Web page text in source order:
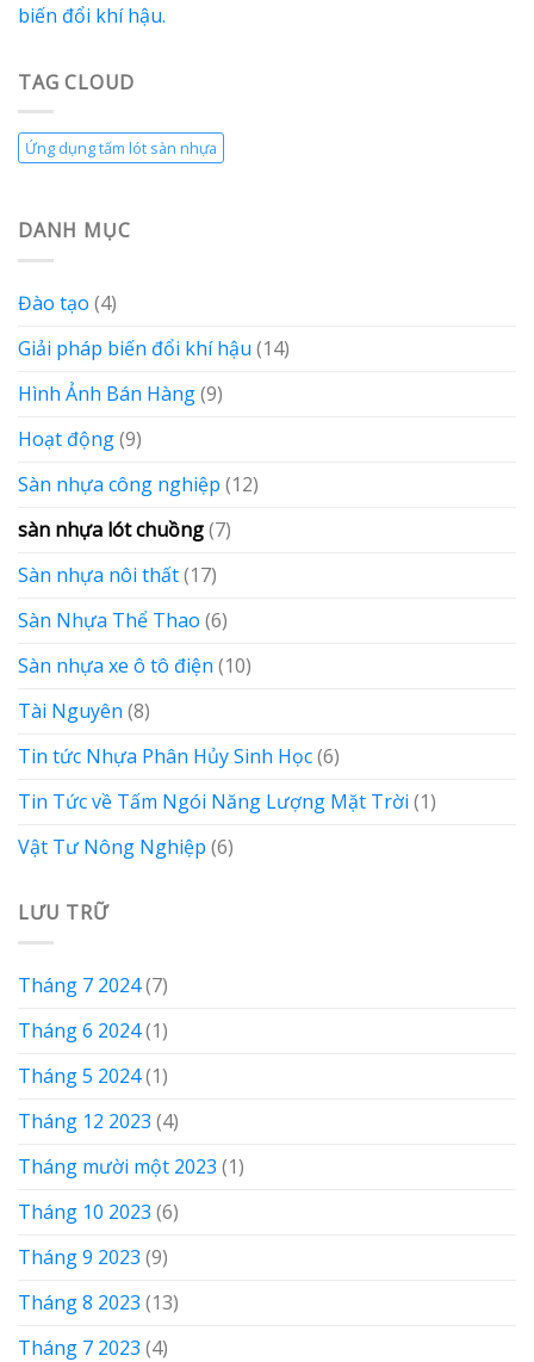
biến đổi khí hậu.
TAG CLOUD
Ứng dụng tấm lót sàn nhựa
DANH MỤC
Đào tạo (4)
Giải pháp biến đổi khí hậu (14)
Hình Ảnh Bán Hàng(9)
Hoạt động(9)
Sàn nhựa công nghiệp (12)
sàn nhựa lót chuồng(7)
Sàn nhựa nôi thất(17)
Sàn Nhựa Thể Thao (6)
Sàn nhựa xe ô tô điện (10)
Tài Nguyên (8)
Tin tức Nhựa Phân Hủy Sinh Học(6)
Tin Tức về Tấm Ngói Năng Lượng Mặt Trời (1)
Vật Tư Nông Nghiệp (6)
LƯU TRỮ
Tháng 7 2024(7)
Tháng 6 2024(1)
Tháng 5 2024(1)
Tháng 12 2023 (4)
Tháng mười một 2023 (1)
Tháng 10 2023 (6)
Tháng 9 2023 (9)
Tháng 8 2023 (13)
Tháng 7 2023 (4)